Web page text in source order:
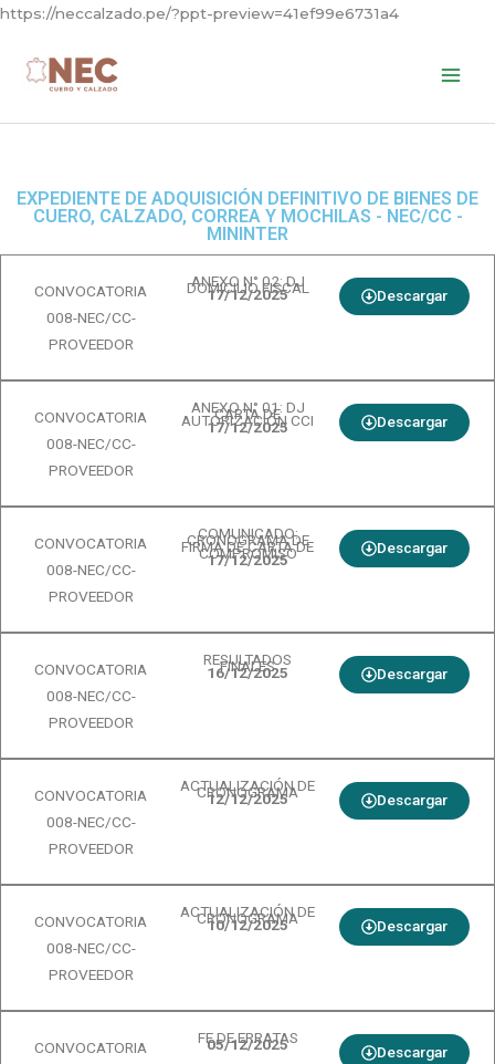
https://neccalzado.pe/?ppt-preview=41ef99e6731a4Skip
content
EXPEDIENTE DE ADQUISICIÓN DEFINITIVO DE BIENES DE
CUERO, CALZADO, CORREA Y MOCHILAS - NEC/CC -
MININTER
CONVOCATORIA
008-NEC/CC-
PROVEEDOR
ANEXO N° 02: DJ
DOMICILIO FISCAL
17/12/2025 Descargar
CONVOCATORIA
008-NEC/CC-
PROVEEDOR
ANEXO N° 01: DJ
CARTA DE
AUTORIZACIÓN CCI
17/12/2025 Descargar
CONVOCATORIA
008-NEC/CC-
PROVEEDOR
COMUNICADO:
CRONOGRAMA DE
FIRMA DE CARTA DE
COMPROMISO
17/12/2025
Descargar
CONVOCATORIA
008-NEC/CC-
PROVEEDOR
RESULTADOS
FINALES
16/12/2025 Descargar
CONVOCATORIA
008-NEC/CC-
PROVEEDOR
ACTUALIZACIÓN DE
CRONOGRAMA
12/12/2025 Descargar
CONVOCATORIA
008-NEC/CC-
PROVEEDOR
ACTUALIZACIÓN DE
CRONOGRAMA
10/12/2025 Descargar
CONVOCATORIA
FE DE ERRATAS
05/12/2025 Descargar